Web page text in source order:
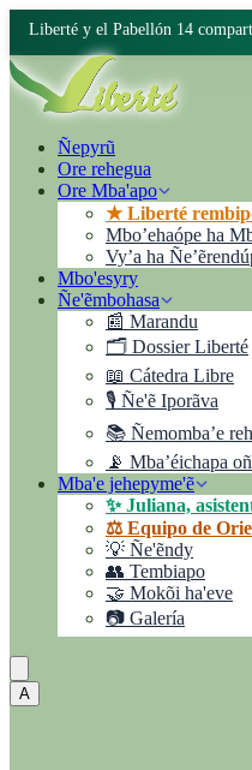
Ñepyrũ
Ore rehegua
Ore Mba'apo
★ Liberté
Mbo’ehaópe ha
Vyʼa ha
Mbo'esyry
Ñe'ẽmbohasa
📰 Marandu
🗂️ Dossier Liberté
📖 Cátedra Libre
🎙️ Ñe'ẽ Iporãva
📚 Ñemomba’e
📡 Mba’éichapa
Mba'e jehepyme'ẽ
✨ Juliana,
⚖️ Equipo de
💡 Ñe'ẽndy
👥 Tembiapo
🤝 Mokõi ha'eve
📷 Galería
A